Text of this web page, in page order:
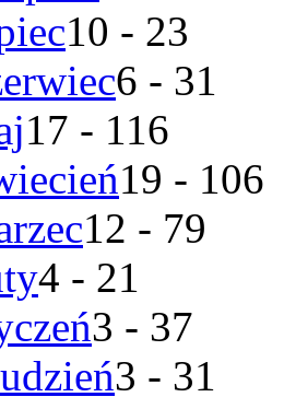
10 - 23
6 - 31
17 - 116
19 - 106
12 - 79
4 - 21
3 - 37
3 - 31